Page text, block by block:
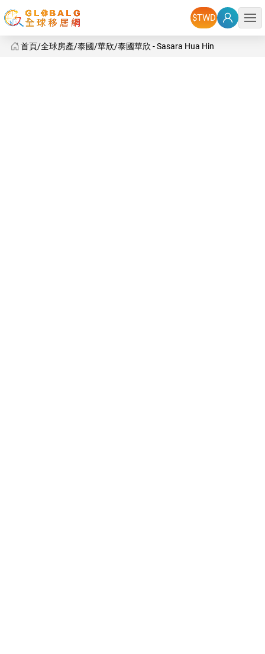
選單
首頁 全球房產 泰國 華欣 泰國華欣 - Sasara Hua Hin